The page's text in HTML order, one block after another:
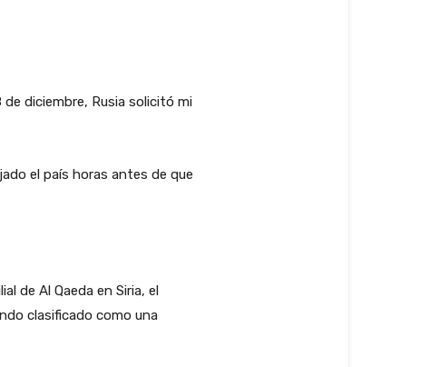
diciembre, Rusia solicitó mi
el país horas antes de que
de Al Qaeda en Siria, el
clasificado como una